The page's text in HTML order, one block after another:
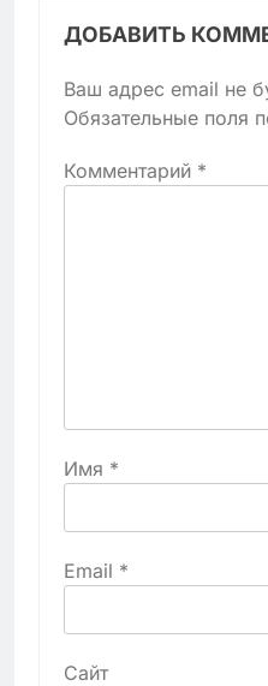
ДОБАВИТЬ
Ваш адрес email не
Обязательные поля
Комментарий *
Имя *
Email *
Сайт